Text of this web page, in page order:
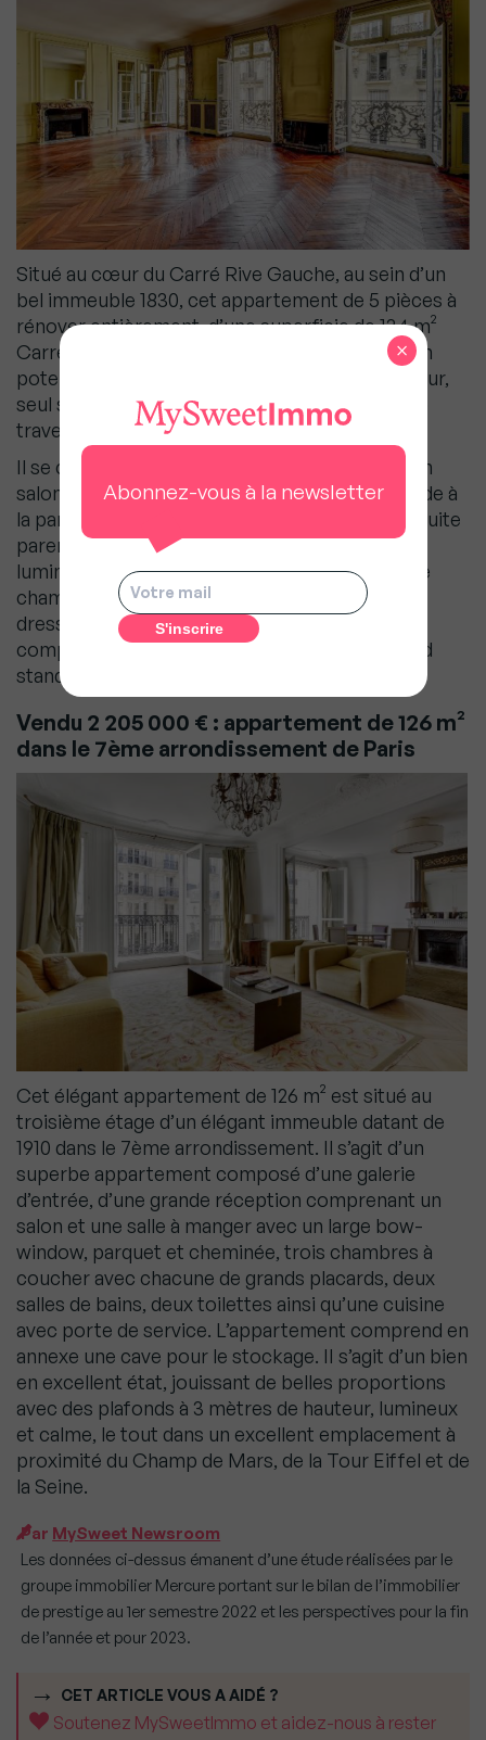
Situé au cœur du Carré Rive Gauche, au sein d’un
bel immeuble 1830, cet appartement de 5 pièces à
rénover entièrement, d’une superficie de 134 m²
Carrez, dont 136 m² au sol, vous séduira par son
potentiel. Au 4ème étage desservi par ascenseur,
seul sur le palier, il bénéficie d’une belle lumière
traversante, et d’un calme absolu.
Il se compose d’une belle entrée ouvrant sur un
salon, une salle à manger, une cuisine. On accède à
la partie nuit dans laquelle se trouve une belle suite
parentale dotée d’une grande salle de bains
lumineuse grâce à ses deux fenêtres, une 2ème
chambre de belle taille, sa salle de bains et son
dressing, ainsi qu’une buanderie. Une cave
complète ce bien de charme ancien et de grand
standing.
Vendu 2 205 000 € : appartement de 126 m²
dans le 7ème arrondissement de Paris
Cet élégant appartement de 126 m² est situé au
troisième étage d’un élégant immeuble datant de
1910 dans le 7ème arrondissement. Il s’agit d’un
superbe appartement composé d’une galerie
d’entrée, d’une grande réception comprenant un
salon et une salle à manger avec un large bow-
window, parquet et cheminée, trois chambres à
coucher avec chacune de grands placards, deux
salles de bains, deux toilettes ainsi qu’une cuisine
avec porte de service. L’appartement comprend en
annexe une cave pour le stockage. II s’agit d’un bien
en excellent état, jouissant de belles proportions
avec des plafonds à 3 mètres de hauteur, lumineux
et calme, le tout dans un excellent emplacement à
proximité du Champ de Mars, de la Tour Eiffel et de
la Seine.
Par MySweet Newsroom
Les données ci-dessus émanent d’une étude réalisées par le
groupe immobilier Mercure portant sur le bilan de l’immobilier
de prestige au 1er semestre 2022 et les perspectives pour la fin
de l’année et pour 2023.
CET ARTICLE VOUS A AIDÉ ?
Soutenez MySweetImmo et aidez-nous à rester
Abonnez-vous à la newsletter
×